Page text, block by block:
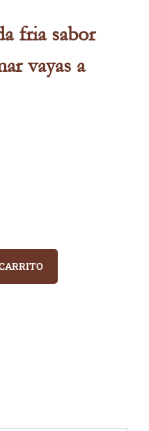
fria sabor
vayas a